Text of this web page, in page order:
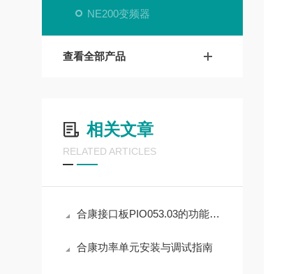
NE200变频器
查看全部产品
相关文章
RELATED ARTICLES
合康接口板PIO053.03的功能与应用价值分析
合康功率单元安装与调试指南